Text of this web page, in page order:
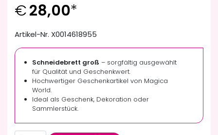
€28,00*
Artikel-Nr. X0014618955
Schneidebrett groß – sorgfältig ausgewählt
für Qualität und Geschenkwert.
Hochwertiger Geschenkartikel von Magica
World.
Ideal als Geschenk, Dekoration oder
Sammlerstück.